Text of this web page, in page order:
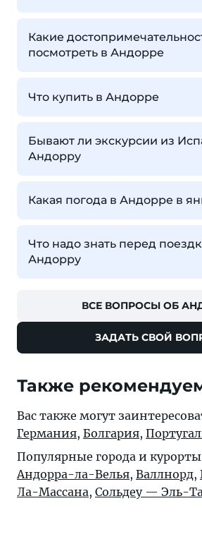
Какие
посмотреть в Андорре
Что купить в Андорре
Бывают ли экскурсии из
Андорру
Какая погода в Андорре в
Что надо знать перед
Андорру
ВСЕ ВОПРОСЫ ОБ
ЗАДАТЬ СВОЙ
Также
Вас также могут
Германия, Болгария,
Популярные города и
Андорра-ла-Велья, Валлнорд,
Ла-Массана, Сольдеу — Эль-